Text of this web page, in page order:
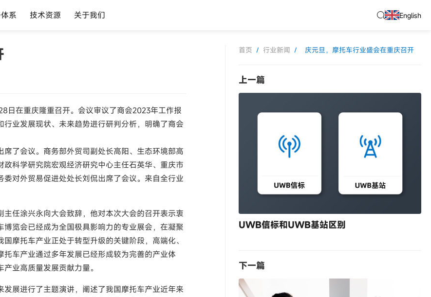
系 技术资源 关于我们 English
日在重庆隆重召开。会议审议了商会2023年工作报
业发展现状、未来趋势进行研判分析，明确了商会
了会议。商务部外贸司副处长高阳、生态环境部高
科学研究院宏观经济研究中心主任石英华、重庆市
对外贸易促进处处长刘侃出席了会议。来自全行业
任涂兴永向大会致辞，他对本次大会的召开表示衷
览会已经成为全国极具影响力的专业展会，在凝聚
摩托车产业正处于转型升级的关键阶段，高端化、
车产业通过多年发展已经形成较为完善的产业体
业高质量发展贡献力量。
展进行了主题演讲，阐述了我国摩托车产业近年来
首页 / 行业新闻 / 庆元旦，摩托车行业盛会在重庆召开
上一篇
UWB信标和UWB基站区别
下一篇